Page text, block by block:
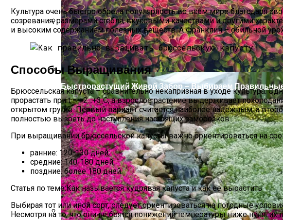
«Скорая Помощь» Для Огурцов: Профилактика И
Быстрорастущий Живой Забор — Выбираем
Культура очень быстро обрела популярность во всем мире благодаря
созревания, размерами стебля, вкусовыми качествами и другими
и высоким содержанием полезных веществ. А Франклин – обильной
Способы Выращивания
Брюссельская капуста – сравнительно некапризная в уходе культура.
прорастать при t = +2…+3 С, а взрослое растение выдерживает
открытом грунте. Первый вариант считается наиболее надежным, а
полностью вызреть до наступления настоящих заморозков.
При выращивании брюссельской капусты важно ориентироваться на
ранние: 120-130 дней;
средние: 140-180 дней;
поздние: более 180 дней.
Статья по теме:Как называется кудрявая капуста и как ее вырастить
Выбирая тот или иной сорт, следует ориентироваться на погодные
Несмотря на то, что они не боятся понижений температуры ниже нуля, их